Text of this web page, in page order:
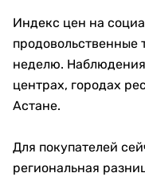
Индекс цен на
продовольственные
неделю. Наблюдения
центрах, городах
Астане.
Для покупателей
региональная